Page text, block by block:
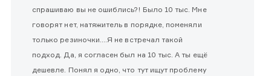
спрашиваю вы не ошиблись?! Было 10 тыс. Мне
говорят нет, натяжитель в порядке, поменяли
только резиночки....Я не встречал такой
подход. Да, я согласен был на 10 тыс. А ты ещё
дешевле. Понял я одно, что тут ищут проблему